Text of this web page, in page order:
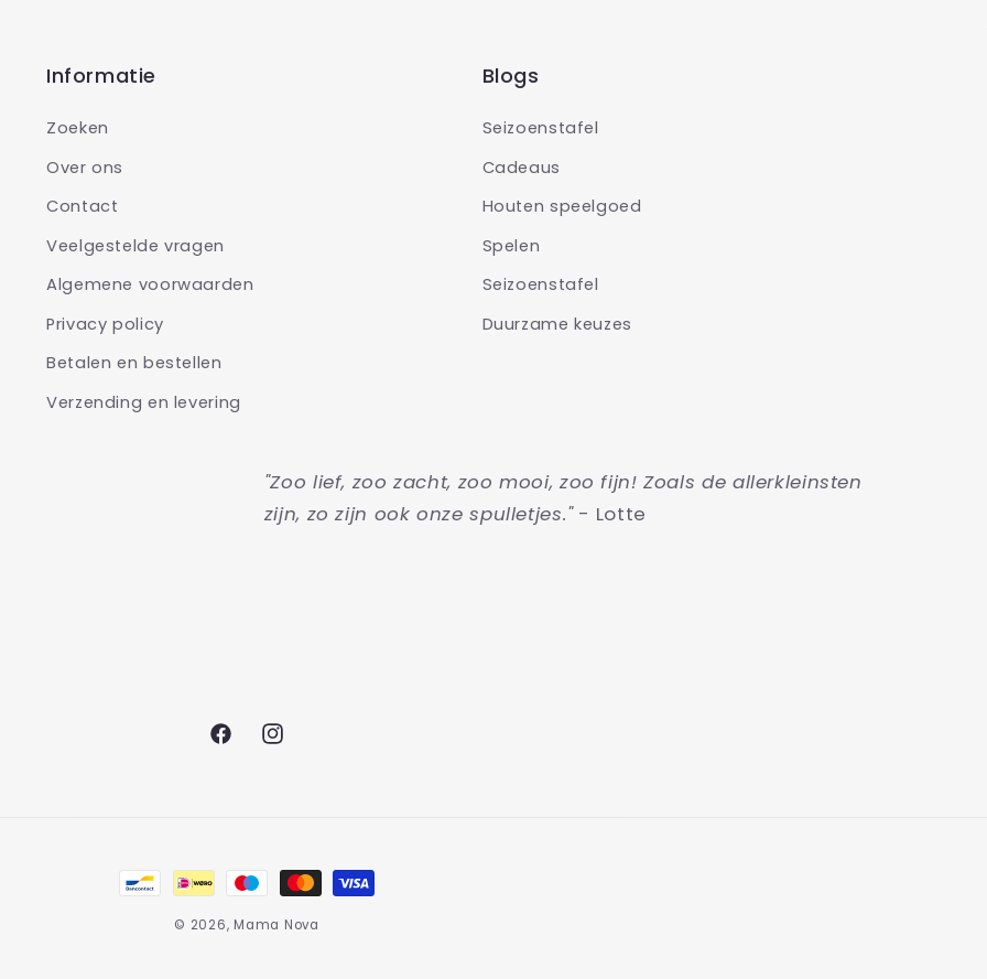
Informatie
Zoeken
Over ons
Contact
Veelgestelde vragen
Algemene voorwaarden
Privacy policy
Betalen en bestellen
Verzending en levering
Blogs
Seizoenstafel
Cadeaus
Houten speelgoed
Spelen
Seizoenstafel
Duurzame keuzes
"Zoo lief, zoo zacht, zoo mooi, zoo fijn! Zoals de allerkleinsten
zijn, zo zijn ook onze spulletjes."- Lotte
FacebookInstagram
Betaalmethoden
© 2026, Mama Nova